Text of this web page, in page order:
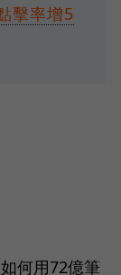
擊率增5
何用72億筆